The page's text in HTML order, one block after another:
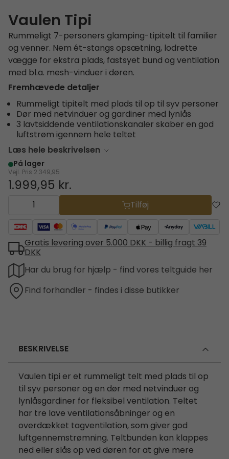
Vaulen Tipi
Rummeligt 7-personers glamping-tipitelt til familier
og venner. Nem ét-stangs opsætning, lodrette
vægge for ekstra plads, fastsyet bund og ventilation
med bl.a. mesh-vinduer i døren.
Fremhævede detaljer
Rummeligt tipitelt med plads til op til syv personer
Dør med netvinduer og gardiner med lynlås
3 lavtsiddende ventilationskanaler skaber en god
luftstrøm igennem hele teltet
Læs hele beskrivelsen
På lager
Vejl. Pris 2.349,95
1.999,95 kr.
Tilføj
Gratis levering over 5.000 DKK - billig fragt 39
DKK
Har du brug for hjælp - find vores teltguide her
Find forhandler - findes i disse butikker
BESKRIVELSE
Vaulen tipi er et rummeligt telt med plads til op
til syv personer og en dør med netvinduer og
lynlåsgardiner for fleksibel ventilation. Teltet
har tre lave ventilationsåbninger og en
overdækket tagventilation, som giver god
luftgennemstrømning. Teltbunden kan klappes
ned eller slås op ved døren for at give mere